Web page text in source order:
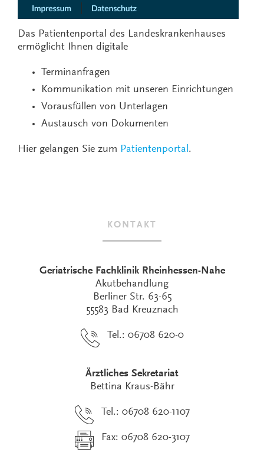
Das Patientenportal des Landeskrankenhauses
ermöglicht Ihnen digitale
Terminanfragen
Kommunikation mit unseren Einrichtungen
Vorausfüllen von Unterlagen
Austausch von Dokumenten
Hier gelangen Sie zum Patientenportal.
KONTAKT
Geriatrische Fachklinik Rheinhessen-Nahe
Akutbehandlung
Berliner Str. 63-65
55583 Bad Kreuznach
Tel.: 06708 620-0
Ärztliches Sekretariat
Bettina Kraus-Bähr
Tel.: 06708 620-1107
Fax: 06708 620-3107